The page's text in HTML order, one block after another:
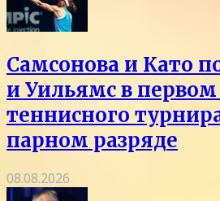
Самсонова и Като
и Уильямс в первом
теннисного
парном разряде
08.08.2026